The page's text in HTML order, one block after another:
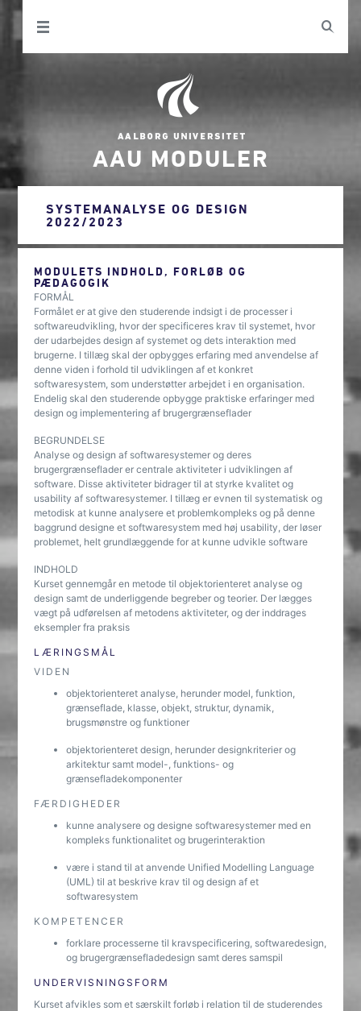
AAU MODULER
SYSTEMANALYSE OG DESIGN
2022/2023
MODULETS INDHOLD, FORLØB OG
PÆDAGOGIK
FORMÅL
Formålet er at give den studerende indsigt i de processer i
softwareudvikling, hvor der specificeres krav til systemet, hvor
der udarbejdes design af systemet og dets interaktion med
brugerne. I tillæg skal der opbygges erfaring med anvendelse af
denne viden i forhold til udviklingen af et konkret
softwaresystem, som understøtter arbejdet i en organisation.
Endelig skal den studerende opbygge praktiske erfaringer med
design og implementering af brugergrænseflader
BEGRUNDELSE
Analyse og design af softwaresystemer og deres
brugergrænseflader er centrale aktiviteter i udviklingen af
software. Disse aktiviteter bidrager til at styrke kvalitet og
usability af softwaresystemer. I tillæg er evnen til systematisk og
metodisk at kunne analysere et problemkompleks og på denne
baggrund designe et softwaresystem med høj usability, der løser
problemet, helt grundlæggende for at kunne udvikle software
INDHOLD
Kurset gennemgår en metode til objektorienteret analyse og
design samt de underliggende begreber og teorier. Der lægges
vægt på udførelsen af metodens aktiviteter, og der inddrages
eksempler fra praksis
LÆRINGSMÅL
VIDEN
objektorienteret analyse, herunder model, funktion,
grænseflade, klasse, objekt, struktur, dynamik,
brugsmønstre og funktioner
objektorienteret design, herunder designkriterier og
arkitektur samt model-, funktions- og
grænsefladekomponenter
FÆRDIGHEDER
kunne analysere og designe softwaresystemer med en
kompleks funktionalitet og brugerinteraktion
være i stand til at anvende Unified Modelling Language
(UML) til at beskrive krav til og design af et
softwaresystem
KOMPETENCER
forklare processerne til kravspecificering, softwaredesign,
og brugergrænsefladedesign samt deres samspil
UNDERVISNINGSFORM
Kurset afvikles som et særskilt forløb i relation til de studerendes